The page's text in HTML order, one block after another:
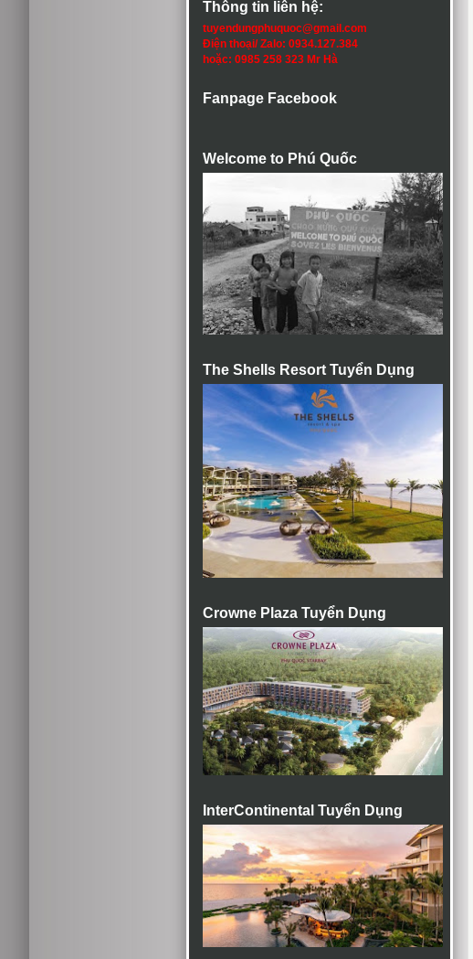
Thông tin liên hệ:
tuyendungphuquoc@gmail.com
Điện thoại/ Zalo: 0934.127.384
hoặc: 0985 258 323 Mr Hà
Fanpage Facebook
Welcome to Phú Quốc
The Shells Resort Tuyển Dụng
Crowne Plaza Tuyển Dụng
InterContinental Tuyển Dụng